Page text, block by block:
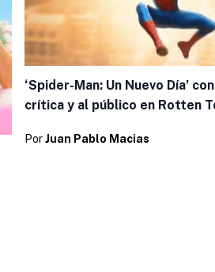
‘Spider-Man: Un Nuevo Día’
crítica y al público en Rotten
PorJuan Pablo Macias